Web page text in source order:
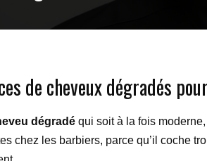
de cheveux dégradés
dégradé qui soit à la fois
chez les barbiers, parce qu’il coche